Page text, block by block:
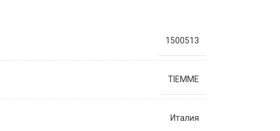
1500513
TIEMME
Италия